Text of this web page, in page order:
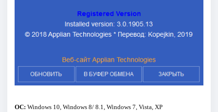
ОС: Windows 10, Windows 8/ 8.1, Windows 7, Vista, XP